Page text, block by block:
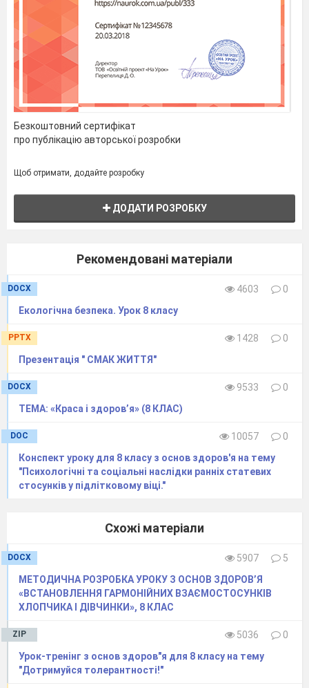
Безкоштовний сертифікат
про публікацію авторської розробки
Щоб отримати, додайте розробку
ДОДАТИ РОЗРОБКУ
Рекомендовані матеріали
DOCX 4603
0
Екологічна безпека. Урок 8 класу
PPTX 1428
0
Презентація " СМАК ЖИТТЯ"
DOCX 9533
0
ТЕМА: «Краса і здоров’я» (8 КЛАС)
DOC 10057
0
Конспект уроку для 8 класу з основ здоров'я на тему
"Психологічні та соціальні наслідки ранніх статевих
стосунків у підлітковому віці."
Схожі матеріали
DOCX 5907
5
МЕТОДИЧНА РОЗРОБКА УРОКУ З ОСНОВ ЗДОРОВ’Я
«ВСТАНОВЛЕННЯ ГАРМОНІЙНИХ ВЗАЄМОСТОСУНКІВ
ХЛОПЧИКА І ДІВЧИНКИ», 8 КЛАС
ZIP 5036
0
Урок-тренінг з основ здоров"я для 8 класу на тему
"Дотримуйся толерантності!"